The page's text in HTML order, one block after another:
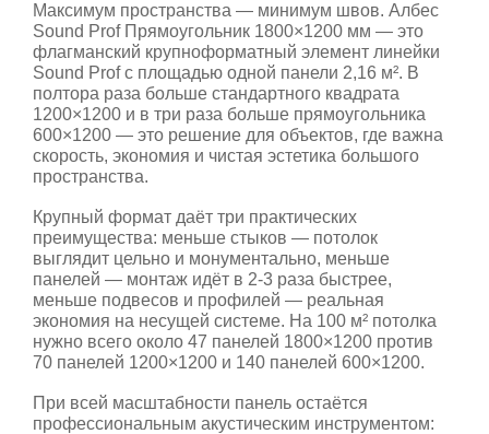
Максимум пространства — минимум швов. Албес
Sound Prof Прямоугольник 1800×1200 мм — это
флагманский крупноформатный элемент линейки
Sound Prof с площадью одной панели 2,16 м². В
полтора раза больше стандартного квадрата
1200×1200 и в три раза больше прямоугольника
600×1200 — это решение для объектов, где важна
скорость, экономия и чистая эстетика большого
пространства.
Крупный формат даёт три практических
преимущества: меньше стыков — потолок
выглядит цельно и монументально, меньше
панелей — монтаж идёт в 2-3 раза быстрее,
меньше подвесов и профилей — реальная
экономия на несущей системе. На 100 м² потолка
нужно всего около 47 панелей 1800×1200 против
70 панелей 1200×1200 и 140 панелей 600×1200.
При всей масштабности панель остаётся
профессиональным акустическим инструментом: